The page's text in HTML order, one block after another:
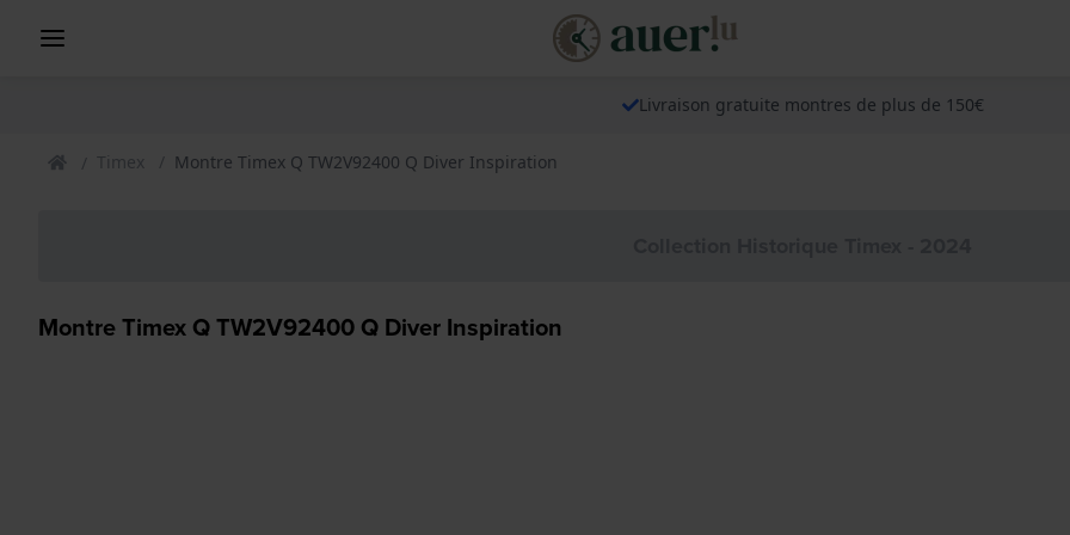
Livraison gratuite montres de plus de 150€
Timex Montre Timex Q TW2V92400 Q Diver Inspiration
Montre Timex Q TW2V92400 Q Diver Inspiration